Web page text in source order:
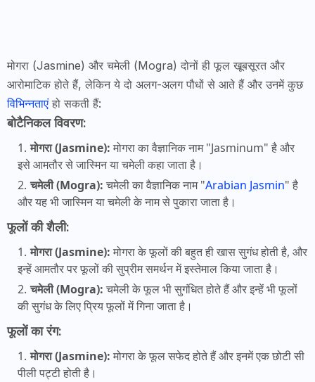
मोगरा (Jasmine) और चमेली (Mogra) दोनों ही फूल खूबसूरत और
आरोमाटिक होते हैं, लेकिन ये दो अलग-अलग पौधों से आते हैं और उनमें कुछ
विभिन्नताएंहो सकती हैं:
बोटैनिकल विवरण:
मोगरा (Jasmine): मोगरा का वैज्ञानिक नाम "Jasminum" है और
इसे आमतौर से जास्मिन या चमेली कहा जाता है।
चमेली (Mogra): चमेली का वैज्ञानिक नाम "Arabian Jasmin" है
और यह भी जास्मिन या चमेली के नाम से पुकारा जाता है।
फूलों की शैली:
मोगरा (Jasmine): मोगरा के फूलों की बहुत ही खास सुगंध होती है, और
इन्हें आमतौर पर फूलों की सुप्रीम समर्थन में इस्तेमाल किया जाता है।
चमेली (Mogra): चमेली के फूल भी सुगंधित होते हैं और इन्हें भी फूलों
की सुगंध के लिए प्रिय फूलों में गिना जाता है।
फूलों का रंग:
मोगरा (Jasmine): मोगरा के फूल सफेद होते हैं और इनमें एक छोटी सी
पीली पट्टी होती है।